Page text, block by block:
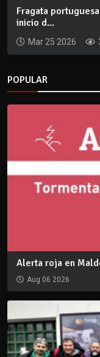
Fragata
inicio d...
Mar 25 2026
POPULAR
Alerta roja en
Aug 06 2026